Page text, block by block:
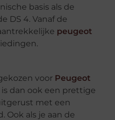
basis als de
DS 4. Vanaf de
peugeot
voor Peugeot
is dan ook een prettige
met een
Ook als je aan de